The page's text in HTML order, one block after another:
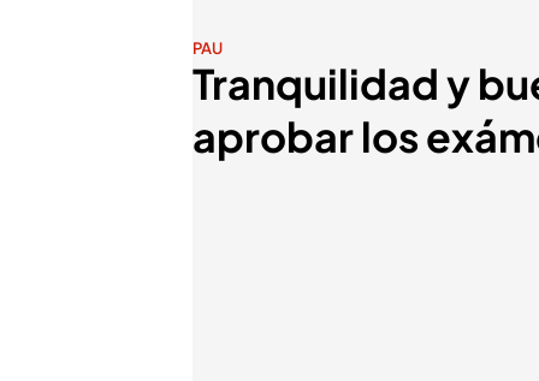
PAU
Tranquilidad y
aprobar los